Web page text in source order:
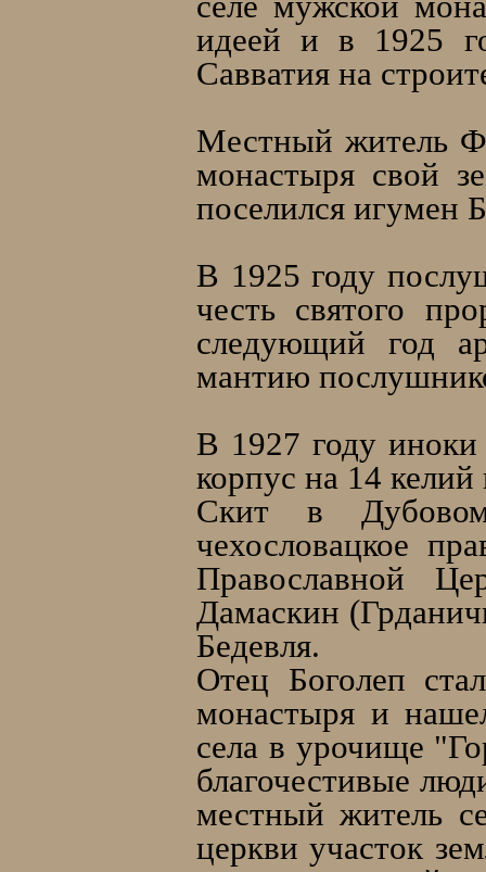
идеей и в 1925
Савватия на
Местный житель
монастыря свой
поселился игумен
В 1925 году
честь святого
следующий год
мантию
В 1927 году
корпус на 14 келий
Скит в
чехословацкое
Православной
Дамаскин
Бедевля.
Отец Боголеп
монастыря и
села в урочище
благочестивые
местный житель
церкви участок